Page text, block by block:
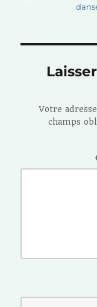
le
Votre
champs